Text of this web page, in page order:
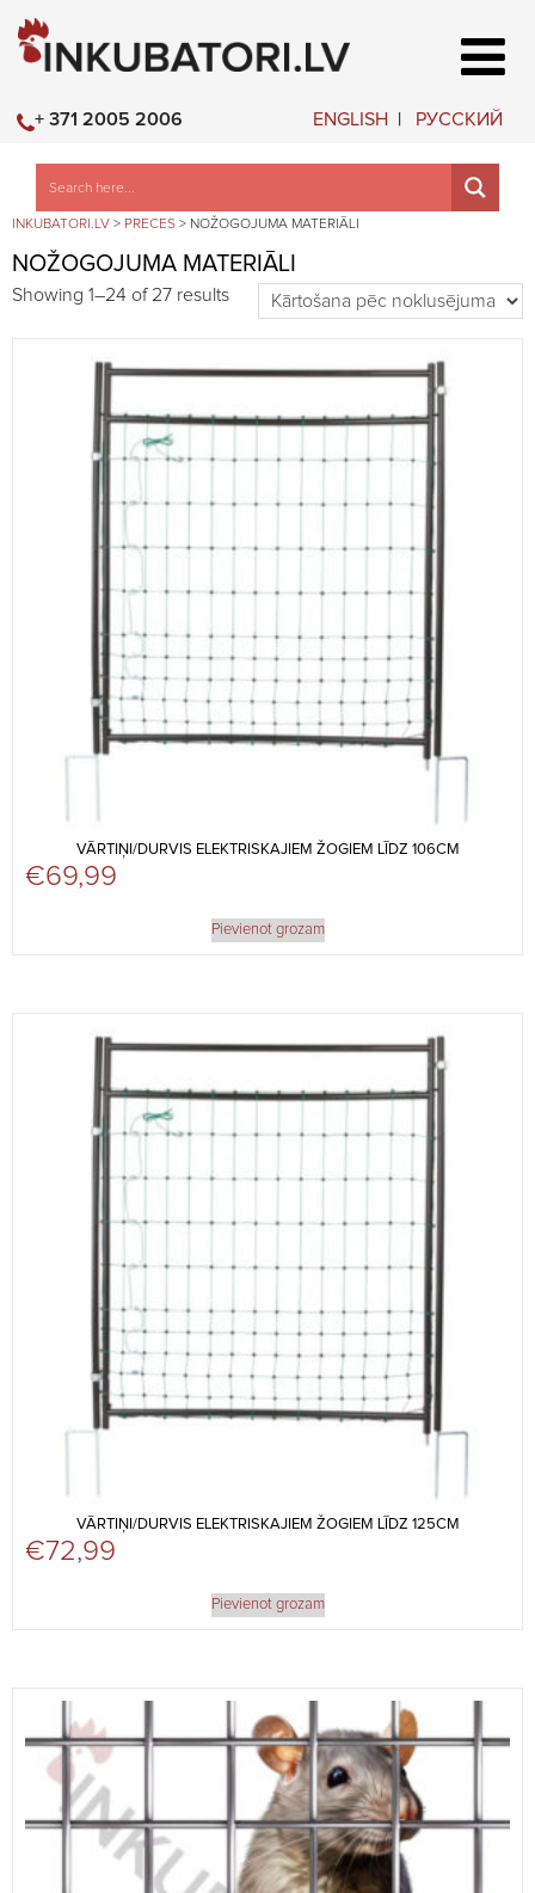
ENGLISH РУССКИЙ
+ 371 2005 2006
INKUBATORI.LV > PRECES > NOŽOGOJUMA MATERIĀLI
NOŽOGOJUMA MATERIĀLI
Showing 1–24 of 27 results
VĀRTIŅI/DURVIS ELEKTRISKAJIEM ŽOGIEM LĪDZ 106CM
€69,99
Pievienot grozam
VĀRTIŅI/DURVIS ELEKTRISKAJIEM ŽOGIEM LĪDZ 125CM
€72,99
Pievienot grozam